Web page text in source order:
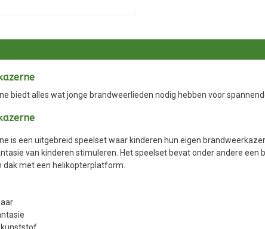
biedt alles wat jonge brandweerlieden nodig hebben voor
is een uitgebreid speelset waar kinderen hun eigen
van kinderen stimuleren. Het speelset bevat onder andere
met een helikopterplatform.
kunststof